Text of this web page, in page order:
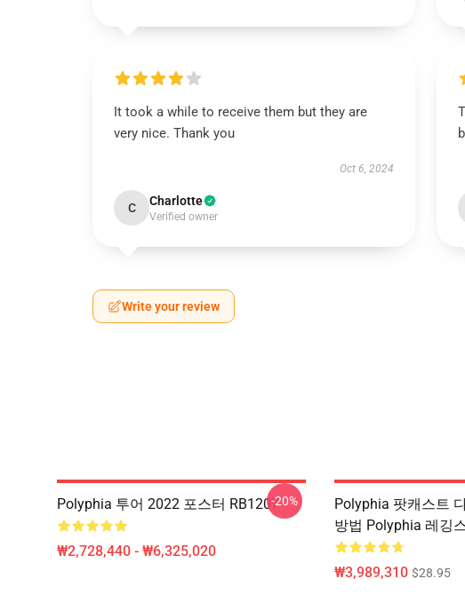
It took a while to receive them but they are
very nice. Thank you
Oct 6, 2024
C Charlotte
Verified owner
Write your review
Polyphia 투어 2022 포스터 RB1207
₩2,728,440 - ₩6,325,020
-20%
Polyphia 팟캐스트
방법 Polyphia 레깅
₩3,989,310 $28.95